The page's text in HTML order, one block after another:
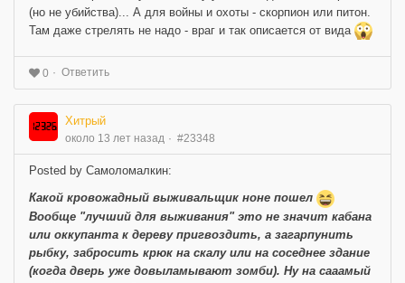
(но не убийства)... А для войны и охоты - скорпион или питон.
Там даже стрелять не надо - враг и так описается от вида
0 Ответить
Хитрый
около 13 лет назад #23348
Posted by Самоломалкин:
Какой кровожадный выживальщик ноне пошел
Вообще "лучший для выживания"это не значит кабана
или оккупанта к дереву пригвоздить, а загарпунить
рыбку, забросить крюк на скалу или на соседнее здание
(когда дверь уже довыламывают зомби). Ну на сааамый